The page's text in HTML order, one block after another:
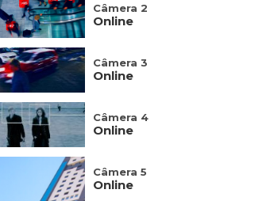
Câmera 2
Online
Câmera 3
Online
Câmera 4
Online
Câmera 5
Online